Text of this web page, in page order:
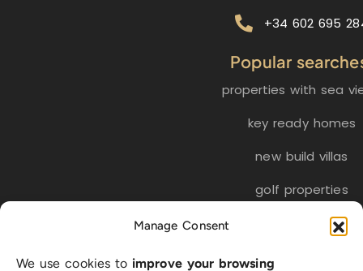
Manage Consent
We use cookies to improve your browsing
+34 602 695
Popular
properties with sea
key ready homes
new build villas
golf properties